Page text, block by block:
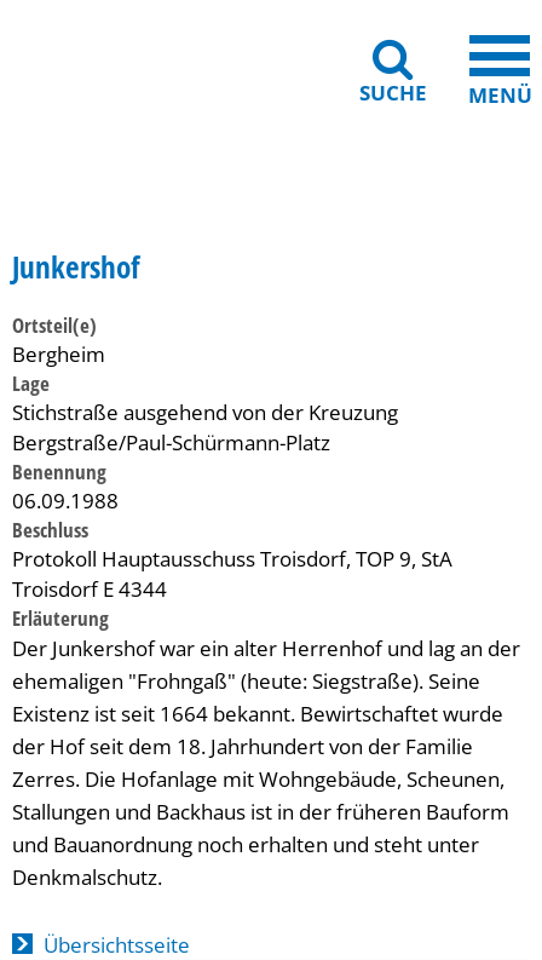
SUCHE MENÜ
Junkershof
Ortsteil(e)
Bergheim
Lage
Stichstraße ausgehend von der Kreuzung
Bergstraße/Paul-Schürmann-Platz
Benennung
06.09.1988
Beschluss
Protokoll Hauptausschuss Troisdorf, TOP 9, StA
Troisdorf E 4344
Erläuterung
Der Junkershof war ein alter Herrenhof und lag an der
ehemaligen "Frohngaß" (heute: Siegstraße). Seine
Existenz ist seit 1664 bekannt. Bewirtschaftet wurde
der Hof seit dem 18. Jahrhundert von der Familie
Zerres. Die Hofanlage mit Wohngebäude, Scheunen,
Stallungen und Backhaus ist in der früheren Bauform
und Bauanordnung noch erhalten und steht unter
Denkmalschutz.
Übersichtsseite